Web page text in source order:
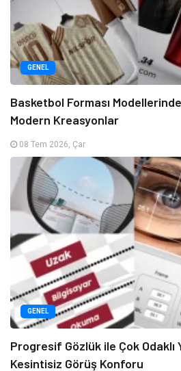
GENEL
Basketbol Forması
Modern Kreasyonlar
08 Tem 2026, Çar
GENEL
Progresif Gözlük ile Çok Odaklı
Kesintisiz Görüş Konforu